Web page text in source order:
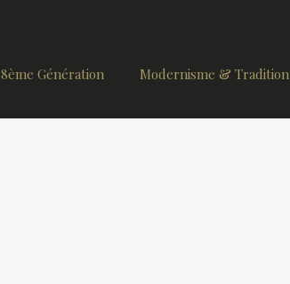
8ème Génération Modernisme & Tradition